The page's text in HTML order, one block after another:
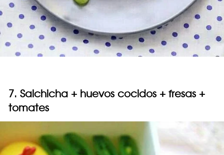
7. Salchicha + huevos cocidos + fresas +
tomates